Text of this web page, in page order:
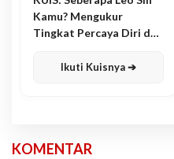
Kamu? Mengukur
Tingkat Percaya Diri dan
Ikuti Kuisnya ➔
KOMENTAR